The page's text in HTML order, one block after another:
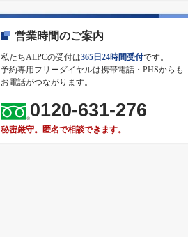
営業時間のご案内
私たちALPCの受付は365日24時間受付です。
予約専用フリーダイヤルは携帯電話・PHSからも
お電話がつながります。
0120-631-276
秘密厳守。匿名で相談できます。